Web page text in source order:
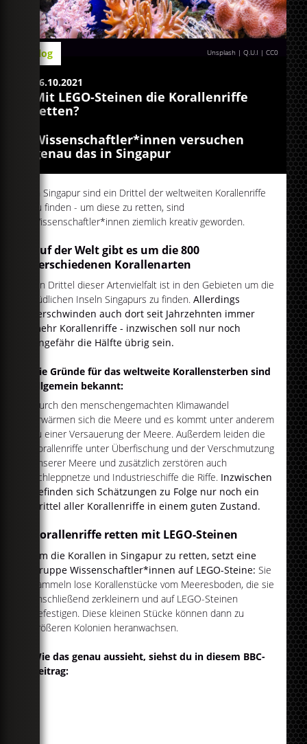
Unsplash | Q.U.I |CC0
Blog
26.10.2021
Mit LEGO-Steinen die Korallenriffe
retten?
Wissenschaftler*innen versuchen
genau das in Singapur
In Singapur sind ein Drittel der weltweiten Korallenriffe
zu finden - um diese zu retten, sind
Wissenschaftler*innen ziemlich kreativ geworden.
Auf der Welt gibt es um die 800
verschiedenen Korallenarten
Ein Drittel dieser Artenvielfalt ist in den Gebieten um die
südlichen Inseln Singapurs zu finden.Allerdings
verschwinden auch dort seit Jahrzehnten immer
mehr Korallenriffe - inzwischen soll nur noch
ungefähr die Hälfte übrig sein.
Die Gründe für das weltweite Korallensterben sind
allgemein bekannt:
Durch den menschengemachten Klimawandel
erwärmen sich die Meere und es kommt unter anderem
zu einer Versauerung der Meere. Außerdem leiden die
Korallenriffe unter Überfischung und der Verschmutzung
unserer Meere und zusätzlich zerstören auch
Schleppnetze und Industrieschiffe die Riffe. Inzwischen
befinden sich Schätzungen zu Folge nur noch ein
Drittel aller Korallenriffe in einem guten Zustand.
Korallenriffe retten mit LEGO-Steinen
Um die Korallen in Singapur zu retten, setzt eine
Gruppe Wissenschaftler*innen auf LEGO-Steine: Sie
sammeln lose Korallenstücke vom Meeresboden, die sie
anschließend zerkleinern und auf LEGO-Steinen
befestigen. Diese kleinen Stücke können dann zu
größeren Kolonien heranwachsen.
Wie das genau aussieht, siehst du in diesem BBC-
Beitrag: